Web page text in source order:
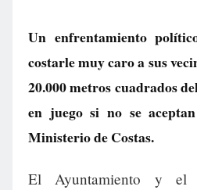
Un enfrentamiento
costarle muy caro a sus
20.000 metros cuadrados
en juego si no se
Ministerio de Costas.
El Ayuntamiento y el